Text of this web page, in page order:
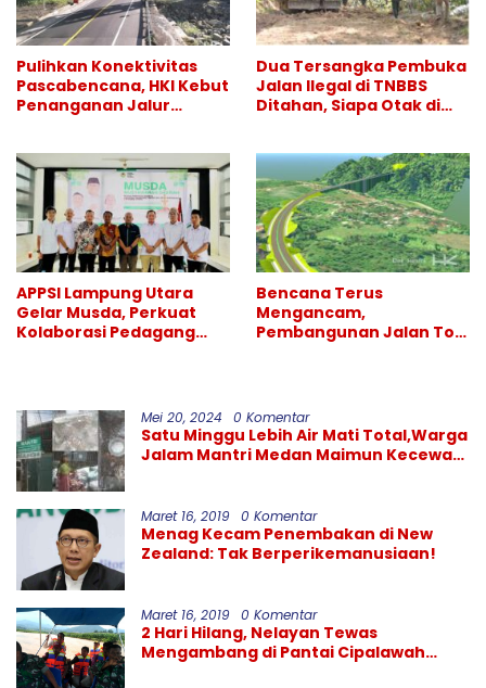
Pulihkan Konektivitas
Pascabencana, HKI Kebut
Penanganan Jalur
Dua Tersangka Pembuka
Jalan Ilegal di TNBBS
Ditahan, Siapa Otak di
APPSI Lampung Utara
Gelar Musda, Perkuat
Kolaborasi Pedagang
Bencana Terus
Mengancam,
Pembangunan Jalan Tol
Mei 20, 2024 0 Komentar
Satu Minggu Lebih Air Mati Total,Warga
Jalam Mantri Medan Maimun Kecewa
Maret 16, 2019 0 Komentar
Menag Kecam Penembakan di New
Zealand: Tak Berperikemanusiaan!
Maret 16, 2019 0 Komentar
2 Hari Hilang, Nelayan Tewas
Mengambang di Pantai Cipalawah